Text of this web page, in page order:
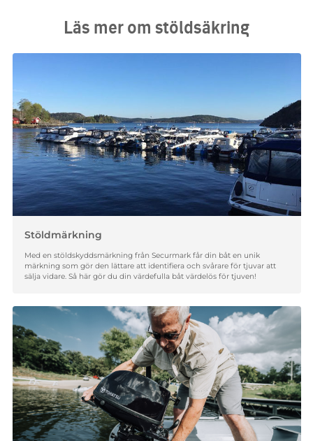
Läs mer om stöldsäkring
Stöldmärkning
Med en stöldskyddsmärkning från Securmark får din båt en unik
märkning som gör den lättare att identifiera och svårare för tjuvar att
sälja vidare. Så här gör du din värdefulla båt värdelös för tjuven!